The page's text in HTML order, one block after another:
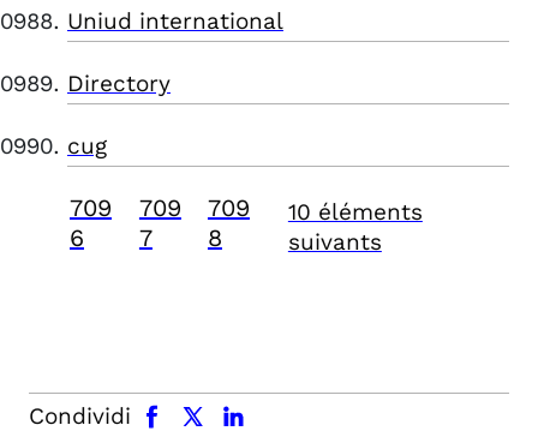
Uniud international
Directory
cug
709
6
709
7
709
8
10 éléments
suivants
Condividi
facebook x.com linkedin